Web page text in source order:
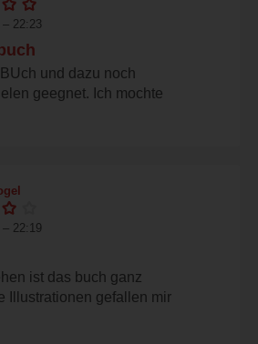
– 22:23
und dazu noch
geegnet. Ich mochte
– 22:19
ist das buch ganz
Illustrationen gefallen mir